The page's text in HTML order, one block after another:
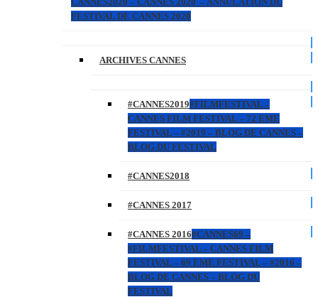
FESTIVAL DE CANNES 2020
ARCHIVES CANNES
#CANNES2019#FILMFESTIVAL –
CANNES FILM FESTIVAL – 72 EME
FESTIVAL – #2019 – BLOG DE CANNES –
BLOG DU FESTIVAL
#CANNES2018
#CANNES 2017
#CANNES 2016#CANNES69 –
#FILMFESTIVAL – CANNES FILM
FESTIVAL – 69 EME FESTIVAL – #2016 –
BLOG DE CANNES – BLOG DU
FESTIVAL